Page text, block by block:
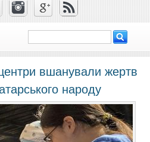
Пошукова
форма
центри вшанували жертв
народу